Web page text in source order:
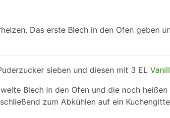
Das erste Blech in den Ofen geben
sieben und diesen mit 3 EL
Blech in den Ofen und die noch
zum Abkühlen auf ein